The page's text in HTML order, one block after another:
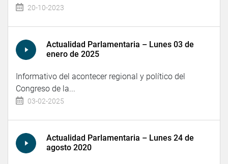
20-10-2023
Actualidad Parlamentaria – Lunes 03 de
enero de 2025
Informativo del acontecer regional y político del
Congreso de la...
03-02-2025
Actualidad Parlamentaria – Lunes 24 de
agosto 2020